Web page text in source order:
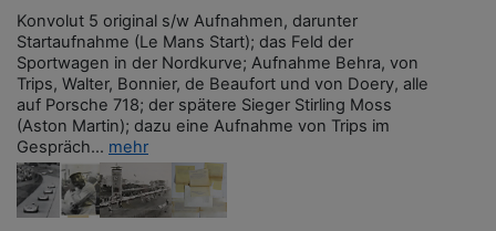
Konvolut 5 original s/w Aufnahmen, darunter
Startaufnahme (Le Mans Start); das Feld der
Sportwagen in der Nordkurve; Aufnahme Behra, von
Trips, Walter, Bonnier, de Beaufort und von Doery, alle
auf Porsche 718; der spätere Sieger Stirling Moss
(Aston Martin); dazu eine Aufnahme von Trips im
Gespräch... mehr